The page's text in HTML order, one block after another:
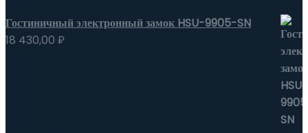
Гостиничный электронный замок HSU-9905-SN
18 430,00 ₽